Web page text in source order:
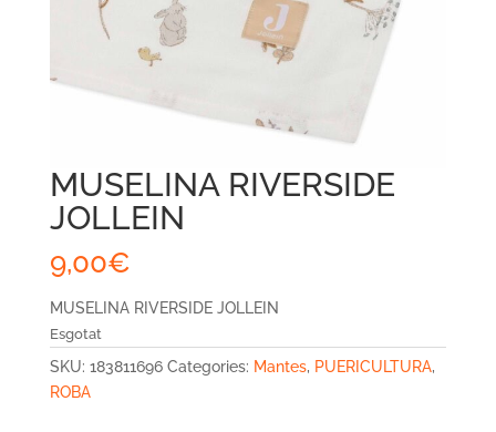
MUSELINA RIVERSIDE
JOLLEIN
9,00€
MUSELINA RIVERSIDE JOLLEIN
Esgotat
SKU: 183811696 Categories: Mantes, PUERICULTURA,
ROBA